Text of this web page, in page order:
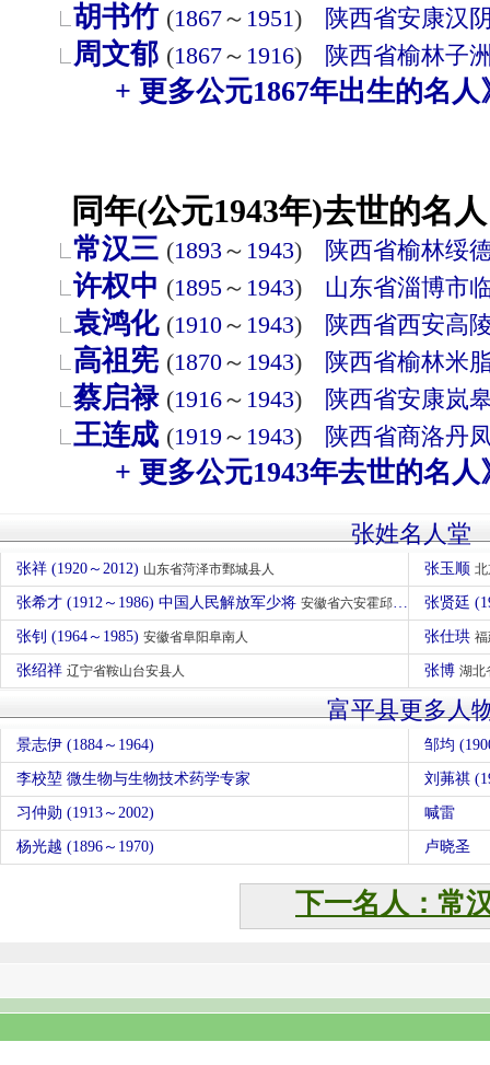
胡书竹 (1867～ 1951) 陕西省安康汉
周文郁 (1867～ 1916) 陕西省榆林子
+ 更多公元1867年出生的名人
同年(公元1943年)去世的名
常汉三 (1893 ～ 1943) 陕西省榆林绥
许权中 (1895～ 1943) 山东省淄博市
袁鸿化 (1910～ 1943) 陕西省西安高
高祖宪 (1870～ 1943) 陕西省榆林米
蔡启禄 (1916～ 1943) 陕西省安康岚
王连成 (1919 ～ 1943) 陕西省商洛丹
+ 更多公元1943年去世的名人
张姓名人堂
张祥 (1920～2012) 山东省菏泽市鄄城县人 张玉顺
张希才 (1912～1986) 中国人民解放军少将 安徽省六安霍邱县人 张贤廷
张钊 (1964～1985) 安徽省阜阳阜南人 张仕珙
张绍祥 辽宁省鞍山台安县人 张博 湖北
富平县更多人
景志伊 (1884～1964) 邹均
李校堃 微生物与生物技术药学专家 刘茀祺
习仲勋 (1913～2002) 喊雷
杨光越 (1896～1970) 卢晓圣
下一名人：常